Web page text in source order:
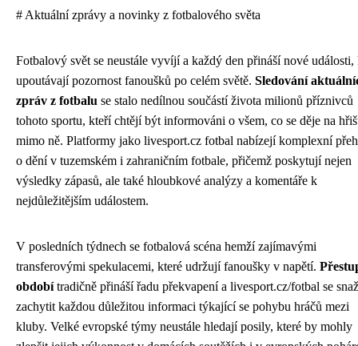
# Aktuální zprávy a novinky z fotbalového světa
Fotbalový svět se neustále vyvíjí a každý den přináší nové události,
upoutávají pozornost fanoušků po celém světě. Sledování
zpráv z fotbalu se stalo nedílnou součástí života milionů příznivců
tohoto sportu, kteří chtějí být informováni o všem, co se děje na
mimo ně. Platformy jako livesport.cz fotbal nabízejí komplexní
o dění v tuzemském i zahraničním fotbale, přičemž poskytují nejen
výsledky zápasů, ale také hloubkové analýzy a komentáře k
nejdůležitějším událostem.
V posledních týdnech se fotbalová scéna hemží zajímavými
transferovými spekulacemi, které udržují fanoušky v napětí.
obdobítradičně přináší řadu překvapení a livesport.cz/fotbal se
zachytit každou důležitou informaci týkající se pohybu hráčů mezi
kluby. Velké evropské týmy neustále hledají posily, které by mohly